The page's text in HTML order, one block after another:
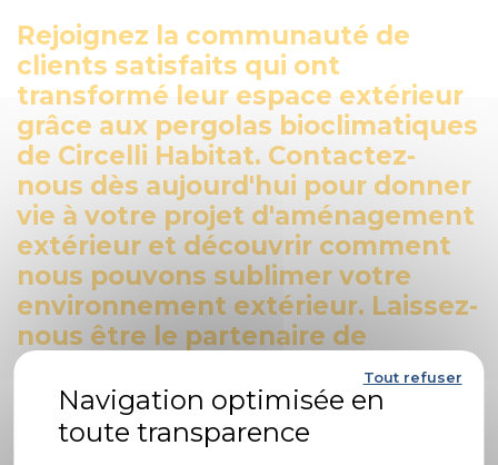
Rejoignez la communauté de
clients satisfaits qui ont
transformé leur espace extérieur
grâce aux pergolas bioclimatiques
de Circelli Habitat. Contactez-
nous dès aujourd'hui pour donner
vie à votre projet d'aménagement
extérieur et découvrir comment
nous pouvons sublimer votre
environnement extérieur. Laissez-
nous être le partenaire de
confiance qui fera de votre jardin
ou de votre terrasse un véritable
oasis de confort et de beauté.
Tout refuser